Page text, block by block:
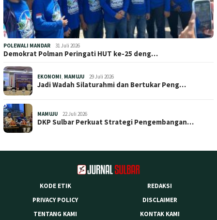
POLEWALI MANDAR 31 Juli 2026
Demokrat Polman Peringati HUT ke-25 deng…
EKONOMI, MAMUJU 29 Juli 2026
Jadi Wadah Silaturahmi dan Bertukar Peng…
MAMUJU 22 Juli 2026
DKP Sulbar Perkuat Strategi Pengembangan…
KODE ETIK
REDAKSI
PRIVACY POLICY
DISCLAIMER
TENTANG KAMI
KONTAK KAMI